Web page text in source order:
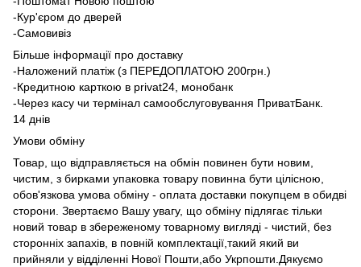
-Кур'єром до дверей
-Самовивіз
Більше інформації про доставку
-Наложений платіж (з ПЕРЕДОПЛАТОЮ 200грн.)
-Кредитною карткою в privat24, монобанк
-Через касу чи термінал самообслуговування ПриватБанк.
14 днів
Умови обміну
Товар, що відправляється на обмін повинен бути новим,
чистим, з бирками упаковка товару повинна бути цілісною,
обов'язкова умова обміну - оплата доставки покупцем в обидві
сторони. Звертаємо Вашу увагу, що обміну підлягає тільки
новий товар в збереженому товарному вигляді - чистий, без
сторонніх запахів, в повній комплектації,такий який ви
прийняли у відділенні Нової Пошти,або Укрпошти.Дякуємо